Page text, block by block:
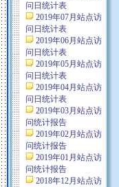
问日统计表
2019年07月站点访
问日统计表
2019年06月站点访
问日统计表
2019年05月站点访
问日统计表
2019年04月站点访
问日统计表
2019年03月站点访
问统计报告
2019年02月站点访
问统计报告
2019年01月站点访
问统计报告
2018年12月站点访